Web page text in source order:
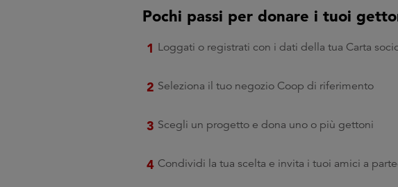
Pochi passi per donare i tuoi
Loggati o registrati con i dati della tua Carta
Seleziona il tuo negozio Coop di riferimento
Scegli un progetto e dona uno o più gettoni
Condividi la tua scelta e invita i tuoi amici a